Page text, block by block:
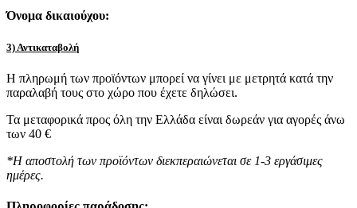
Όνομα δικαιούχου:
3) Αντικαταβολή
Η πληρωμή των προϊόντων μπορεί να γίνει με μετρητά κατά την
παραλαβή τους στο χώρο που έχετε δηλώσει.
Τα μεταφορικά προς όλη την Ελλάδα είναι δωρεάν για αγορές άνω
των 40 €
*Η αποστολή των προϊόντων διεκπεραιώνεται σε 1-3 εργάσιμες
ημέρες.